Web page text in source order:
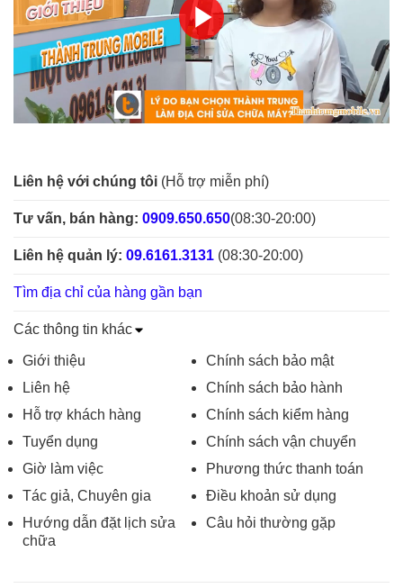
Liên hệ với chúng tôi (Hỗ trợ miễn phí)
Tư vấn, bán hàng: 0909.650.650(08:30-20:00)
Liên hệ quản lý: 09.6161.3131 (08:30-20:00)
Tìm địa chỉ của hàng gần bạn
Các thông tin khác
Giới thiệu
Liên hệ
Hỗ trợ khách hàng
Tuyển dụng
Giờ làm việc
Tác giả, Chuyên gia
Hướng dẫn đặt lịch sửa
chữa
Chính sách bảo mật
Chính sách bảo hành
Chính sách kiểm hàng
Chính sách vận chuyển
Phương thức thanh toán
Điều khoản sử dụng
Câu hỏi thường gặp